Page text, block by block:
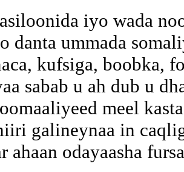
iyo wada
danta ummada
kufsiga, boobka,
sabab u ah dub u
meel
galineynaa in
ahaan odayaasha